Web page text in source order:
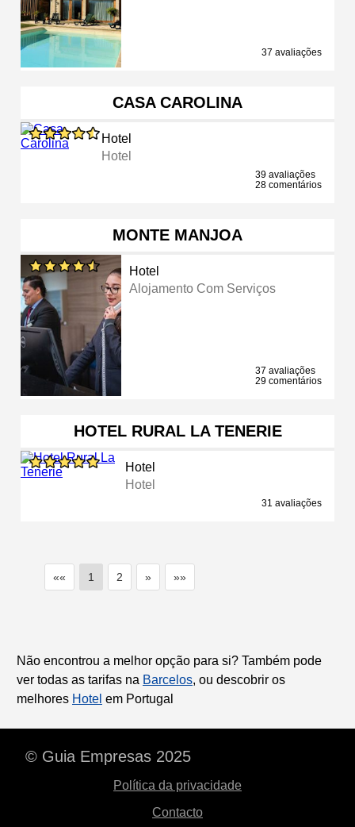
37 avaliações
CASA CAROLINA
Hotel
Hotel
39 avaliações
28 comentários
MONTE MANJOA
Hotel
Alojamento Com Serviços
37 avaliações
29 comentários
HOTEL RURAL LA TENERIE
Hotel
Hotel
31 avaliações
«« 1 2 » »»
Não encontrou a melhor opção para si? Também pode
ver todas as tarifas na Barcelos, ou descobrir os
melhores Hotel em Portugal
© Guia Empresas 2025
Política da privacidade
Contacto